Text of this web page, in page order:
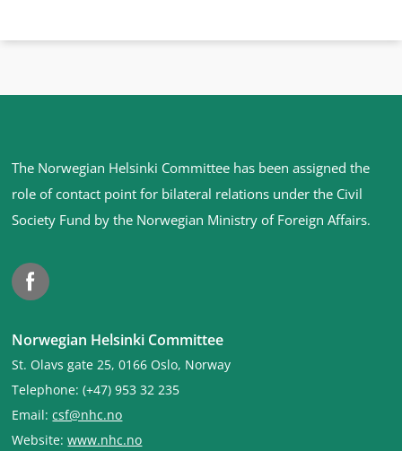
Site
footer
The Norwegian Helsinki Committee has been assigned the
role of contact point for bilateral relations under the Civil
Society Fund by the Norwegian Ministry of Foreign Affairs.
Facebook
Norwegian Helsinki Committee
St. Olavs gate 25, 0166 Oslo, Norway
Telephone: (+47) 953 32 235
Email:csf@nhc.no
Website:www.nhc.no